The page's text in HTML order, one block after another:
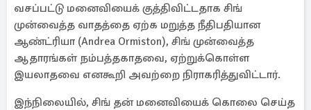
வசப்பட்டு மனைவியைக் குத்திவிட்டதாக சிங்
முன்வைத்த வாதத்தை ஏற்க மறுத்த நீதிபதியான
ஆண்ட்ரியா (Andrea Ormiston), சிங் முன்வைத்த
ஆதாரங்கள் நம்பத்தகாதவை, ஏற்றுக்கொள்ள
இயலாதவை எனகூறி அவற்றை நிராகரித்துவிட்டார்.
இந்நிலையில், சிங் தன் மனைவியைக் கொலை செய்த